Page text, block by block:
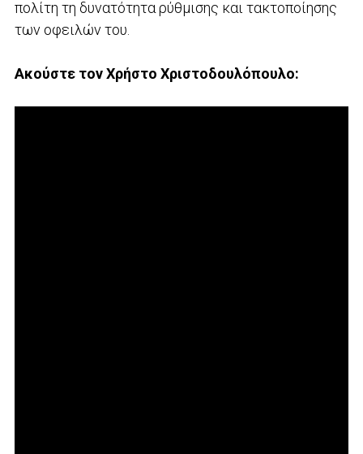
πολίτη τη δυνατότητα ρύθμισης και τακτοποίησης
των οφειλών του.
Ακούστε τον Χρήστο Χριστοδουλόπουλο: